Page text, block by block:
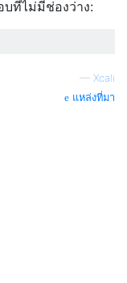
ที่ไม่มีช่องว่าง:
— Xcali
แหล่งที่มา